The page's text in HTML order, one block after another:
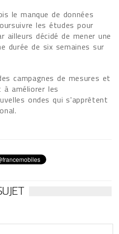
le manque de données
les études pour
ailleurs décidé de mener une
durée de six semaines sur
campagnes de mesures et
améliorer les
ondes qui s'apprêtent